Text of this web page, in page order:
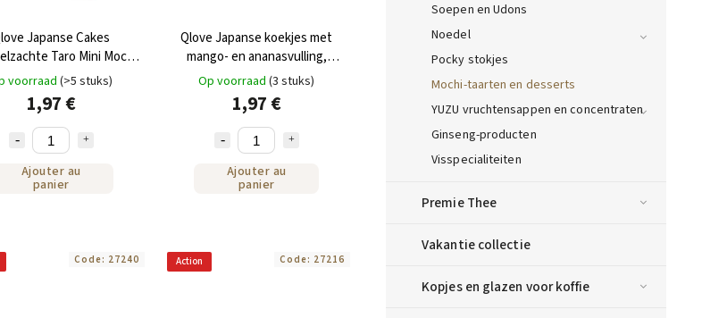
Soepen en Udons
Noedel
Pocky stokjes
Mochi-taarten en desserts
YUZU vruchtensappen en concentraten
Ginseng-producten
Visspecialiteiten
Premie Thee
Vakantie collectie
Kopjes en glazen voor koffie
Japanse Cakes
Taro Mini Mochi
80g
voorraad(>5 stuks)
1,97 €
Ajouter au
panier
Qlove Japanse koekjes met
mango- en ananasvulling,
premium mini mochi 80 g
Op voorraad (3 stuks)
1,97 €
Ajouter au
panier
Code: 27240 Action Code: 27216